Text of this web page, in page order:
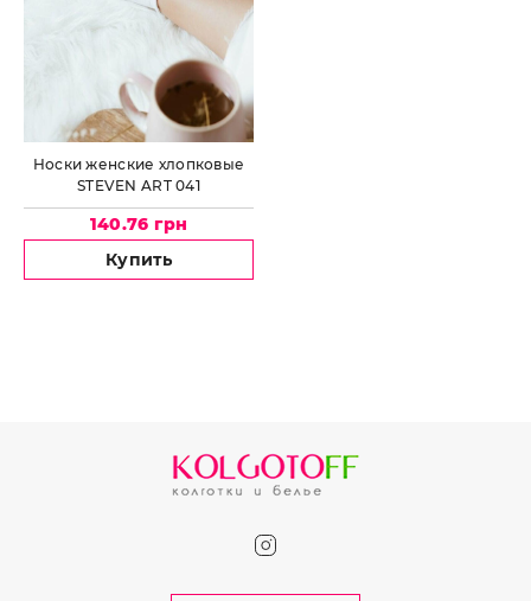
Носки женские хлопковые
STEVEN ART 041
140.76 грн
Купить